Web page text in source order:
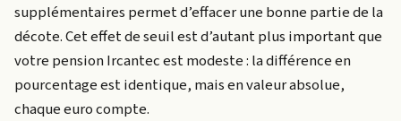
supplémentaires permet d’effacer une bonne partie de la
décote. Cet effet de seuil est d’autant plus important que
votre pension Ircantec est modeste : la différence en
pourcentage est identique, mais en valeur absolue,
chaque euro compte.